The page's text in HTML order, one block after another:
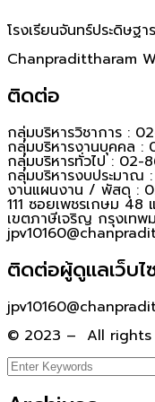
โรงเรียนจันทร์ประดิษฐ
Chanpradittharam
ติดต่อ
กลุ่มบริหารวิชาการ :
กลุ่มบริหารงานบุคคล :
กลุ่มบริหารทั่วไป : 02-
กลุ่มบริหารงบประมาณ
งานแผนงาน / พัสดุ :
111 ซอยเพชรเกษม 48
เขตภาษีเจริญ กรุงเทพ
ติดต่อผู้ดูแลเว็บไ
© 2023 – All rights